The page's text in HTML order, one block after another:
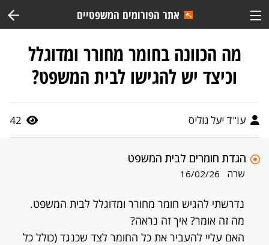
אתר הפורומים המשפטיים
מה הכוונה בחומר מחורר ומדוגלל
וכיצד יש להגישו לבית המשפט?
עו"ד יעל גוליס 42
הגדת חומרים לבית המשפט
שרה 16/02/26
נדרשתי להגיש חומר מחורר ומדוגלל לבית המשפט.
מה זה אומר? איך זה נראה?
האם עליי להעביר את כל החומר לצד שכנגד (כולל כל